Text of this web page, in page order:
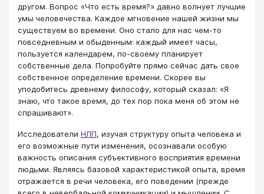
другом. Вопрос «Что есть время?» давно волнует лучшие
умы человечества. Каждое мгновение нашей жизни мы
существуем во времени. Оно стало для нас чем-то
повседневным и обыденным: каждый имеет часы,
пользуется календарем, по-своему планирует
собственные дела. Попробуйте прямо сейчас дать свое
собственное определение времени. Скорее вы
уподобитесь древнему философу, который сказал: «Я
знаю, что такое время, до тех пор пока меня об этом не
спрашивают».
Исследователи НЛП​, изучая структуру опыта человека и
его возможные пути изменения, осознавали особую
важность описания субъективного восприятия времени
людьми. Являясь базовой характеристикой опыта, время
отражается в речи человека, его поведении (прежде